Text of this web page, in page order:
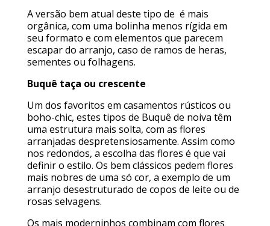
A versão bem atual deste tipo de é mais
orgânica, com uma bolinha menos rígida em
seu formato e com elementos que parecem
escapar do arranjo, caso de ramos de heras,
sementes ou folhagens.
Buquê taça ou crescente
Um dos favoritos em casamentos rústicos ou
boho-chic, estes tipos de Buquê de noiva têm
uma estrutura mais solta, com as flores
arranjadas despretensiosamente. Assim como
nos redondos, a escolha das flores é que vai
definir o estilo. Os bem clássicos pedem flores
mais nobres de uma só cor, a exemplo de um
arranjo desestruturado de copos de leite ou de
rosas selvagens.
Os mais moderninhos combinam com flores